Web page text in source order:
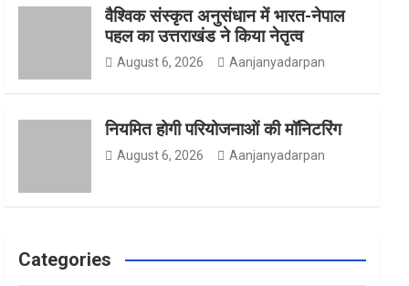
k a
m
वैश्विक संस्कृत अनुसंधान में भारत-नेपाल
पहल का उत्तराखंड ने किया नेतृत्व
August 6, 2026 Aanjanyadarpan
नियमित होगी परियोजनाओं की मॉनिटरिंग
August 6, 2026 Aanjanyadarpan
Categories